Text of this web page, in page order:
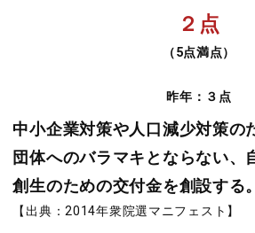
２点
（5点満点）
昨年：３点
中小企業対策や人口減少対策の
団体へのバラマキとならない、
創生のための交付金を創設する。
【出典：2014年衆院選マニフェスト】